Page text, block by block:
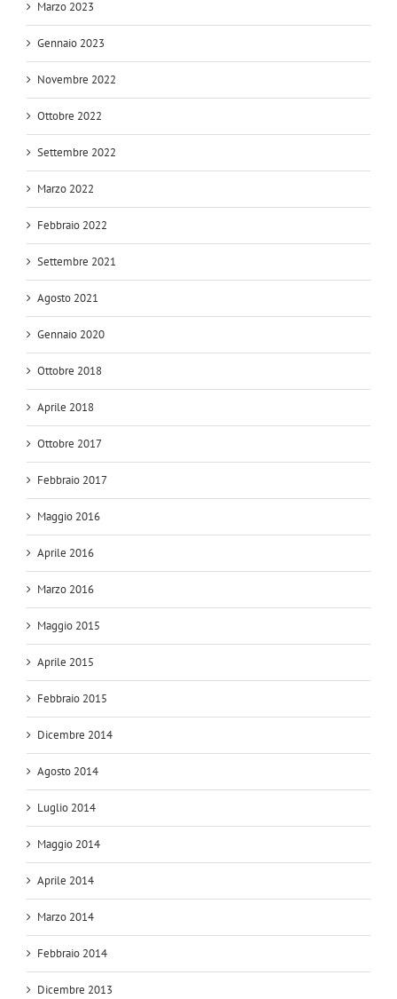
Marzo 2023
Gennaio 2023
Novembre 2022
Ottobre 2022
Settembre 2022
Marzo 2022
Febbraio 2022
Settembre 2021
Agosto 2021
Gennaio 2020
Ottobre 2018
Aprile 2018
Ottobre 2017
Febbraio 2017
Maggio 2016
Aprile 2016
Marzo 2016
Maggio 2015
Aprile 2015
Febbraio 2015
Dicembre 2014
Agosto 2014
Luglio 2014
Maggio 2014
Aprile 2014
Marzo 2014
Febbraio 2014
Dicembre 2013